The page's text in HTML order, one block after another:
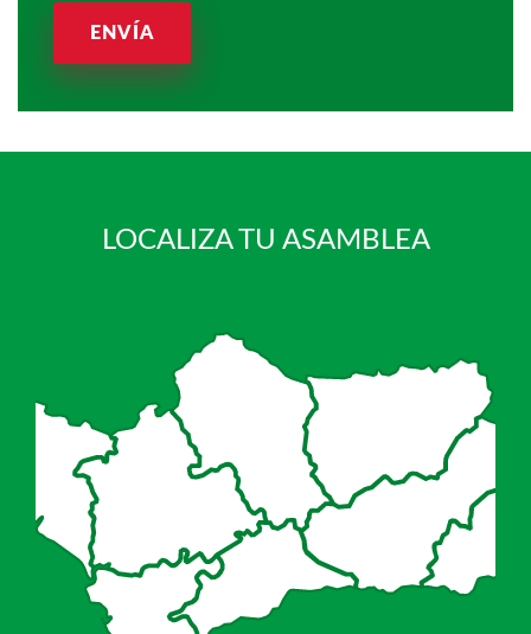
ENVÍA
LOCALIZA TU ASAMBLEA